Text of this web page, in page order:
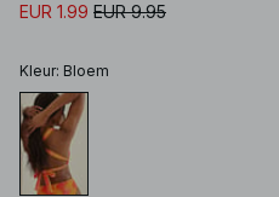
EUR 1.99 EUR 9.95
Kleur: Bloem